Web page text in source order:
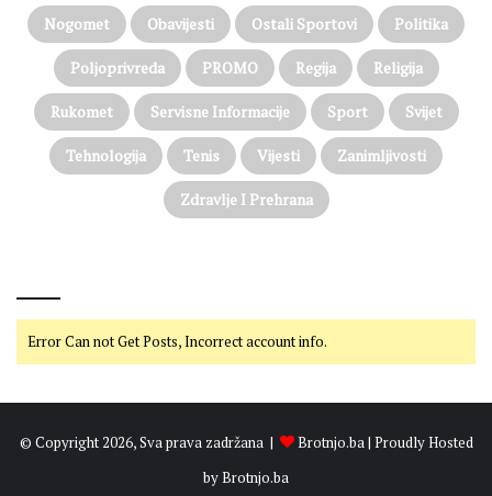
Nogomet Obavijesti Ostali Sportovi Politika
Poljoprivreda PROMO Regija Religija
Rukomet Servisne Informacije Sport Svijet
Tehnologija Tenis Vijesti Zanimljivosti
Zdravlje I Prehrana
Error Can not Get Posts, Incorrect account info.
© Copyright 2026, Sva prava zadržana | Brotnjo.ba| Proudly Hosted
byBrotnjo.ba